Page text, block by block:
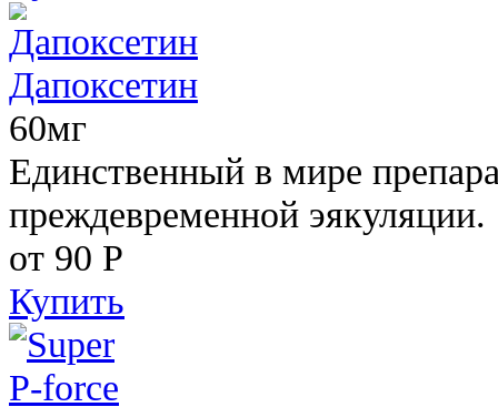
Дапоксетин
60мг
Единственный в мире
преждевременной эякуляции.
от 90 Р
Купить